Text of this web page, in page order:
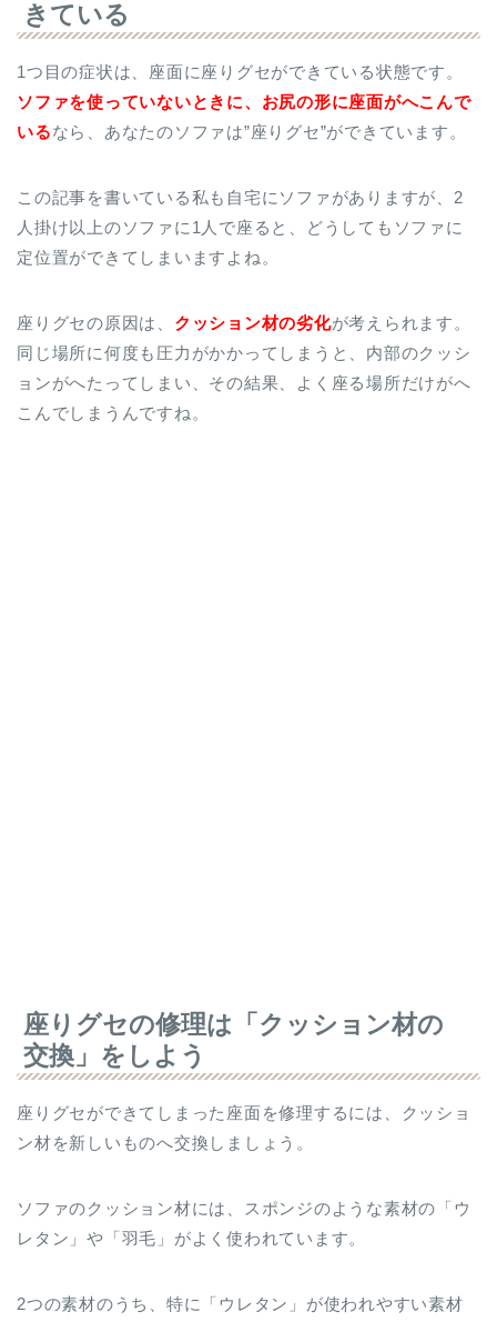
きている
1つ目の症状は、座面に座りグセができている状態です。
ソファを使っていないときに、お尻の形に座面がへこんで
いるなら、あなたのソファは”座りグセ”ができています。
この記事を書いている私も自宅にソファがありますが、2
人掛け以上のソファに1人で座ると、どうしてもソファに
定位置ができてしまいますよね。
座りグセの原因は、 クッション材の劣化が考えられます。
同じ場所に何度も圧力がかかってしまうと、内部のクッシ
ョンがへたってしまい、その結果、よく座る場所だけがへ
こんでしまうんですね。
座りグセの修理は「クッション材の
交換」をしよう
座りグセができてしまった座面を修理するには、クッショ
ン材を新しいものへ交換しましょう。
ソファのクッション材には、スポンジのような素材の「ウ
レタン」や「羽毛」がよく使われています。
2つの素材のうち、特に「ウレタン」が使われやすい素材